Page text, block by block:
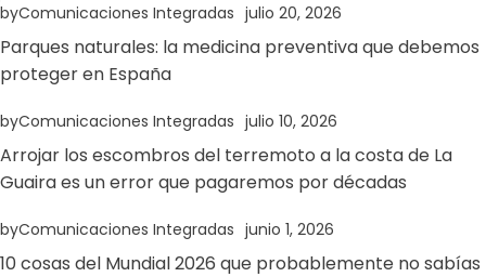
byComunicaciones Integradas julio 20, 2026
Parques naturales: la medicina preventiva que debemos
proteger en España
byComunicaciones Integradas julio 10, 2026
Arrojar los escombros del terremoto a la costa de La
Guaira es un error que pagaremos por décadas
byComunicaciones Integradas junio 1, 2026
10 cosas del Mundial 2026 que probablemente no sabías